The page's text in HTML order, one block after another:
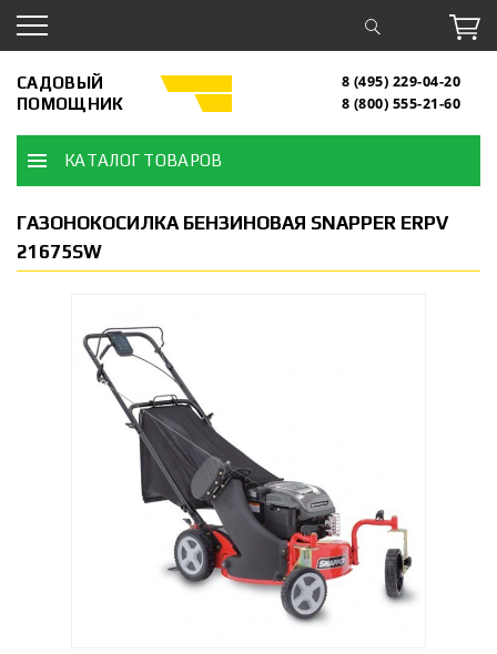
САДОВЫЙ
ПОМОЩНИК
8 (495) 229-04-20
8 (800) 555-21-60
КАТАЛОГ ТОВАРОВ
ГАЗОНОКОСИЛКА БЕНЗИНОВАЯ SNAPPER ERPV
21675SW